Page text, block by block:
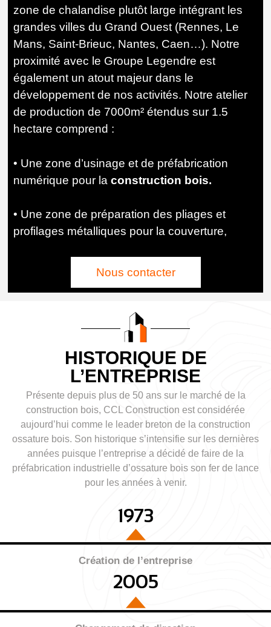
zone de chalandise plutôt large intégrant les
grandes villes du Grand Ouest (Rennes, Le
Mans, Saint-Brieuc, Nantes, Caen…). Notre
proximité avec le Groupe Legendre est
également un atout majeur dans le
développement de nos activités. Notre atelier
de production de 7000m² étendus sur 1.5
hectare comprend :
• Une zone d’usinage et de préfabrication
numérique pour la construction bois.
• Une zone de préparation des pliages et
profilages métalliques pour la couverture,
Nous contacter
HISTORIQUE DE
L’ENTREPRISE
Présente depuis plus de 50 ans sur le marché de la
construction bois, CCL Construction est considérée
aujourd’hui comme le leader breton de la construction
ossature bois. Son historique s’intensifie sur les dernières
années puisque l’entreprise a décidé de faire de la
préfabrication industrielle d’ossature bois son fer de lance
pour les années à venir.
1973
Création de l’entreprise
2005